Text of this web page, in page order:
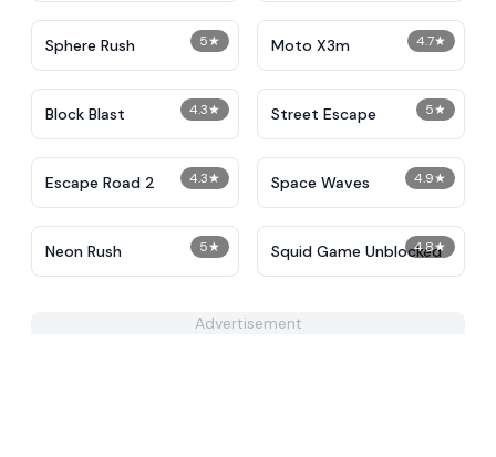
5★
Sphere Rush 4.7★
Moto X3m
4.3★
Block Blast 5★
Street Escape
4.3★
Escape Road 2 4.9★
Space Waves
5★
Neon Rush 4.8★
Squid Game Unblocked
Advertisement